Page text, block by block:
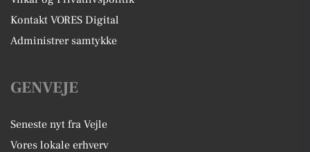
Kontakt VORES Digital
Administrer samtykke
GENVEJE
Seneste nyt fra Vejle
Vores lokale erhverv